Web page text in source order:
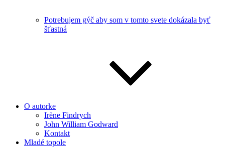
Potrebujem gýč aby som v tomto svete dokázala byť
šťastná
O autorke
Irène Findrych
John William Godward
Kontakt
Mladé topole